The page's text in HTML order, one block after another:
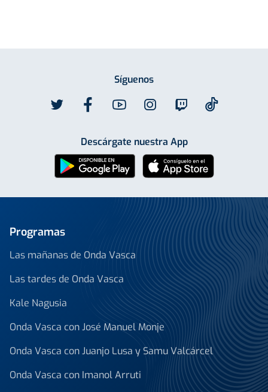
Síguenos
Descárgate nuestra App
Programas
Las mañanas de Onda Vasca
Las tardes de Onda Vasca
Kale Nagusia
Onda Vasca con José Manuel Monje
Onda Vasca con Juanjo Lusa y Samu Valcárcel
Onda Vasca con Imanol Arruti